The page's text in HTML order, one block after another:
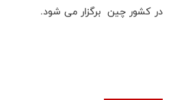
در کشور چین برگزار می شود.